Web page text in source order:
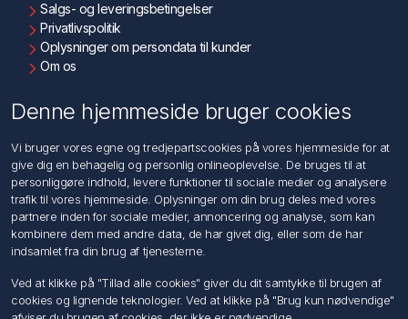
Salgs- og leveringsbetingelser
Privatlivspolitik
Oplysninger om persondata til kunder
Om os
Søg
Min konto
Min konto
Ordrer
Adresser
Ansøg om Sælger konto
Denne hjemmeside bruger cookies
Vi bruger vores egne og tredjepartscookies på vores hjemmeside for at
give dig en behagelig og personlig onlineoplevelse. De bruges til at
personliggøre indhold, levere funktioner til sociale medier og analysere
trafik til vores hjemmeside. Oplysninger om din brug deles med vores
partnere inden for sociale medier, annoncering og analyse, som kan
kombinere dem med andre data, de har givet dig, eller som de har
indsamlet fra din brug af tjenesterne.
Ved at klikke på "Tillad alle cookies" giver du dit samtykke til brugen af
cookies og lignende teknologier. Ved at klikke på "Brug kun nødvendige"